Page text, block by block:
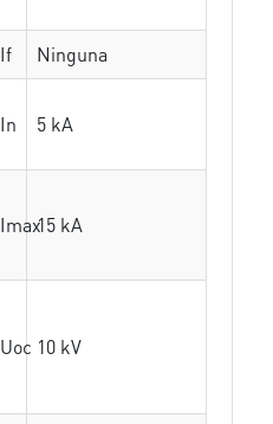
If
Ninguna
In 5 kA
Imax15 kA
Uoc 10 kV